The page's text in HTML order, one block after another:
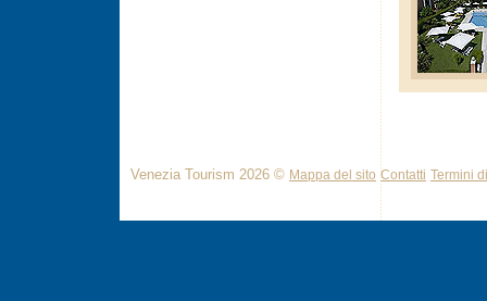
Venezia Tourism 2026 © Mappa del sito Contatti Termini